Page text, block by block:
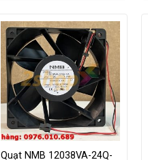
Quạt NMB 12038VA-24Q-